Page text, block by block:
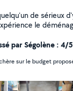
de sérieux
le
par Ségolène : 4/5
sur le budget